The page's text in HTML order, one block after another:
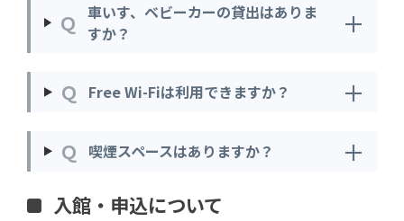
Ｑ 車いす、ベビーカーの貸出はありま
すか？
＋
Ｑ Free Wi-Fiは利用できますか？ ＋
Ｑ 喫煙スペースはありますか？ ＋
入館・申込について